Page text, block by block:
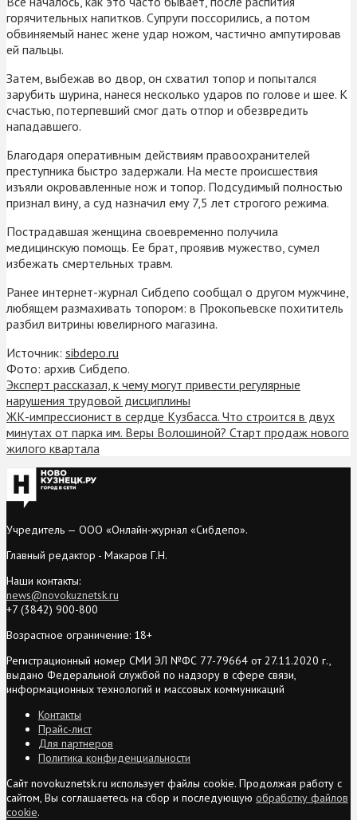
горячительных напитков. Супруги поссорились, а потом
обвиняемый нанес жене удар ножом, частично ампутировав
ей пальцы.
Затем, выбежав во двор, он схватил топор и попытался
зарубить шурина, нанеся несколько ударов по голове и шее. К
счастью, потерпевший смог дать отпор и обезвредить
нападавшего.
Благодаря оперативным действиям правоохранителей
преступника быстро задержали. На месте происшествия
изъяли окровавленные нож и топор. Подсудимый полностью
признал вину, а суд назначил ему 7,5 лет строгого режима.
Пострадавшая женщина своевременно получила
медицинскую помощь. Ее брат, проявив мужество, сумел
избежать смертельных травм.
Ранее интернет-журнал Сибдепо сообщал о другом мужчине,
любящем размахивать топором: в Прокопьевске похититель
разбил витрины ювелирного магазина.
Источник: sibdepo.ru
Фото: архив Сибдепо.
Эксперт рассказал, к чему могут привести регулярные
нарушения трудовой дисциплины
ЖК-импрессионист в сердце Кузбасса. Что строится в двух
минутах от парка им. Веры Волошиной? Старт продаж нового
жилого квартала
Учредитель — ООО «Онлайн-журнал «Сибдепо».
Главный редактор - Макаров Г.Н.
Наши контакты:
news@novokuznetsk.ru
+7 (3842) 900-800
Возрастное ограничение: 18+
Регистрационный номер СМИ ЭЛ №ФС 77-79664 от 27.11.2020 г.,
выдано Федеральной службой по надзору в сфере связи,
информационных технологий и массовых коммуникаций
Контакты
Прайс-лист
Для партнеров
Политика конфиденциальности
Сайт novokuznetsk.ru использует файлы cookie. Продолжая работу с
сайтом, Вы соглашаетесь на сбор и последующую обработку файлов
cookie.